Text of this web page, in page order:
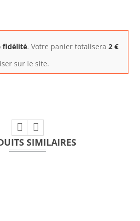
fidélité. Votre panier totalisera 2 €
sur le site.
SIMILAIRES